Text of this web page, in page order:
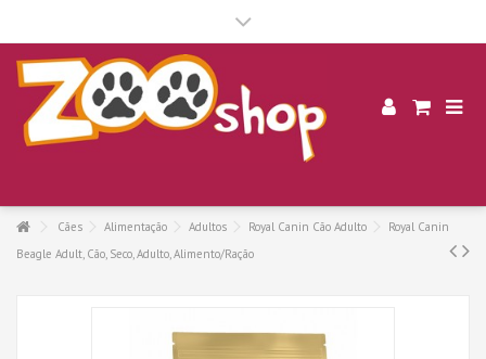
Cães Alimentação Adultos Royal Canin Cão Adulto
Royal Canin
Beagle Adult, Cão, Seco, Adulto, Alimento/Ração